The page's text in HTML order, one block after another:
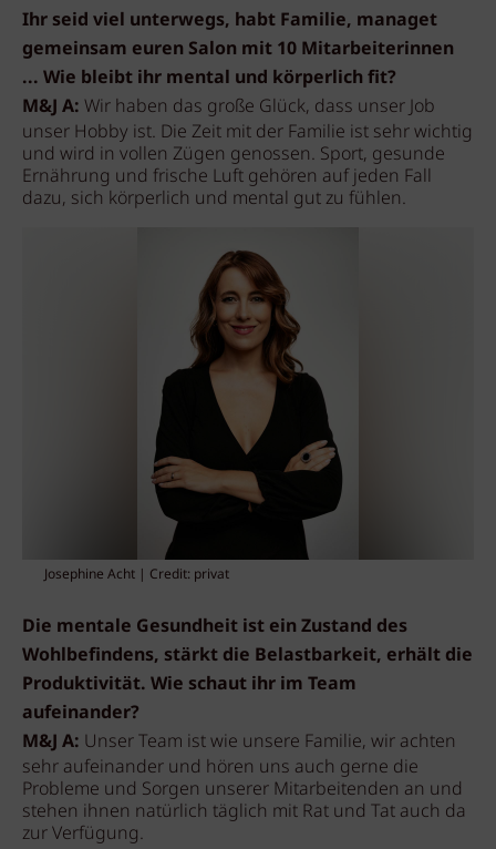
Ihr seid viel unterwegs, habt Familie, managet
gemeinsam euren Salon mit 10 Mitarbeiterinnen
... Wie bleibt ihr mental und körperlich fit?
M&J A: Wir haben das große Glück, dass unser Job
unser Hobby ist. Die Zeit mit der Familie ist sehr wichtig
und wird in vollen Zügen genossen. Sport, gesunde
Ernährung und frische Luft gehören auf jeden Fall
dazu, sich körperlich und mental gut zu fühlen.
Josephine Acht | Credit: privat
Die mentale Gesundheit ist ein Zustand des
Wohlbefindens, stärkt die Belastbarkeit, erhält die
Produktivität. Wie schaut ihr im Team
aufeinander?
M&J A: Unser Team ist wie unsere Familie, wir achten
sehr aufeinander und hören uns auch gerne die
Probleme und Sorgen unserer Mitarbeitenden an und
stehen ihnen natürlich täglich mit Rat und Tat auch da
zur Verfügung.